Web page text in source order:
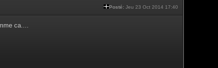
Posté: Jeu 23 Oct 2014 17:40
ca....